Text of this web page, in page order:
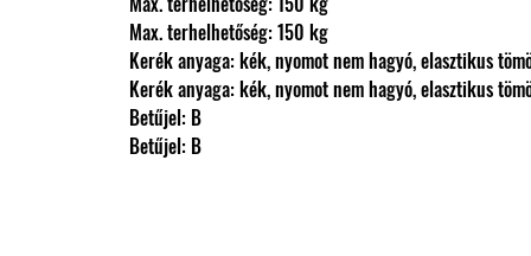
                Max. terhelhetőség: 150 kg
Kerék anyaga: kék, nyomot nem hagyó, elasztikus
Kerék anyaga: kék, nyomot nem hagyó, elasztikus
                Betűjel: B
                Betűjel: B